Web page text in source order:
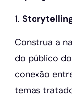
1.
Construa a
do público
conexão
temas